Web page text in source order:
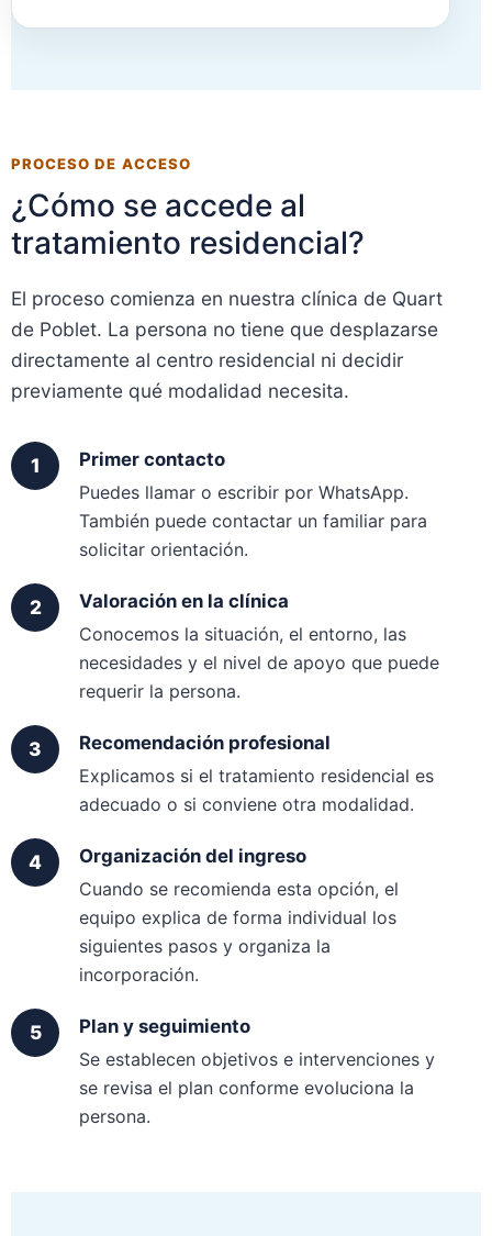
PROCESO DE ACCESO
¿Cómo se accede al
tratamiento residencial?
El proceso comienza en nuestra clínica de Quart
de Poblet. La persona no tiene que desplazarse
directamente al centro residencial ni decidir
previamente qué modalidad necesita.
Primer contacto
Puedes llamar o escribir por WhatsApp.
También puede contactar un familiar para
solicitar orientación.
Valoración en la clínica
Conocemos la situación, el entorno, las
necesidades y el nivel de apoyo que puede
requerir la persona.
Recomendación profesional
Explicamos si el tratamiento residencial es
adecuado o si conviene otra modalidad.
Organización del ingreso
Cuando se recomienda esta opción, el
equipo explica de forma individual los
siguientes pasos y organiza la
incorporación.
Plan y seguimiento
Se establecen objetivos e intervenciones y
se revisa el plan conforme evoluciona la
persona.